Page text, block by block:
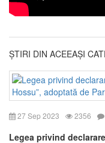
ȘTIRI DIN ACEEAȘI
27 Sep 2023 2356
Legea privind